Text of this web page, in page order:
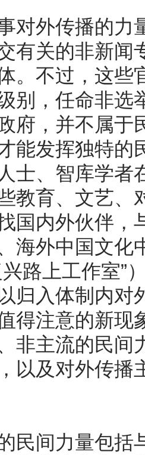
对外传播的力
有关的非新闻
。不过，这些
别，任命非选
府，并不属于
能发挥独特的
士、智库学者
教育、文艺、
国内外伙伴，
海外中国文化
路上工作室”
归入体制内对
得注意的新现
非主流的民间
以及对外传播
民间力量包括